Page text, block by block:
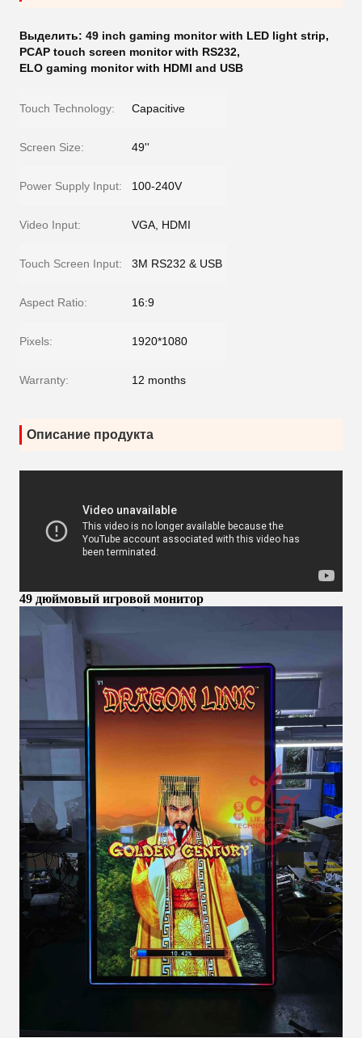
Выделить: 49 inch gaming monitor with LED light strip,
PCAP touch screen monitor with RS232,
ELO gaming monitor with HDMI and USB
Touch Technology: Capacitive
Screen Size: 49''
Power Supply Input: 100-240V
Video Input: VGA, HDMI
Touch Screen Input: 3M RS232 & USB
Aspect Ratio: 16:9
Pixels: 1920*1080
Warranty: 12 months
Описание продукта
49 дюймовый игровой монитор